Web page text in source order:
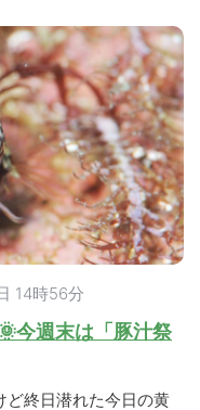
14時56分
今週末は「豚汁祭
ど終日潜れた今日の黄